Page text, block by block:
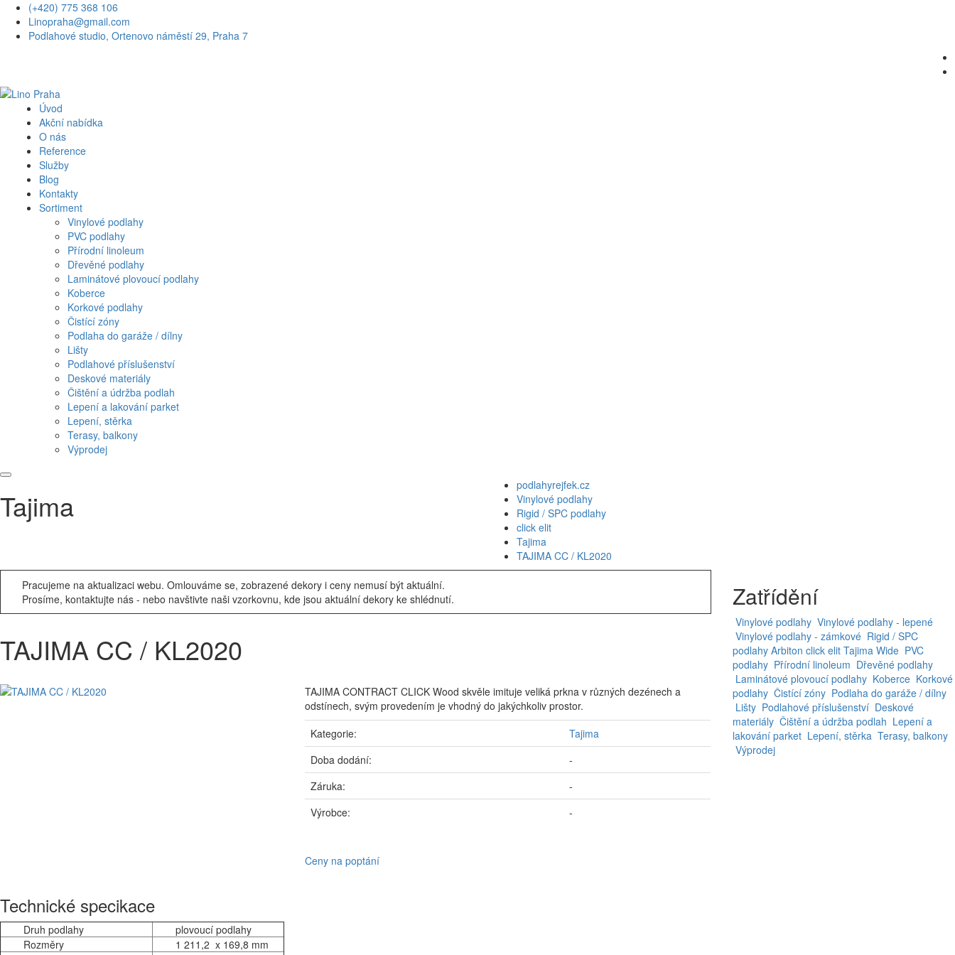
(+420) 775 368 106
Linopraha@gmail.com
Podlahové studio, Ortenovo náměstí 29, Praha 7
Úvod
Akční nabídka
O nás
Reference
Služby
Blog
Kontakty
Sortiment
Vinylové podlahy
PVC podlahy
Přírodní linoleum
Dřevěné podlahy
Laminátové plovoucí podlahy
Koberce
Korkové podlahy
Čistící zóny
Podlaha do garáže / dílny
Lišty
Podlahové příslušenství
Deskové materiály
Čištění a údržba podlah
Lepení a lakování parket
Lepení, stěrka
Terasy, balkony
Výprodej
Tajima
podlahyrejfek.cz
Vinylové podlahy
Rigid / SPC podlahy
click elit
Tajima
TAJIMA CC / KL2020
Pracujeme na aktualizaci webu. Omlouváme se, zobrazené dekory i ceny nemusí být aktuální.
Prosíme, kontaktujte nás - nebo navštivte naši vzorkovnu, kde jsou aktuální dekory ke shlédnutí.
TAJIMA CC / KL2020
TAJIMA CONTRACT CLICK Wood skvěle imituje veliká prkna v různých dezénech a
odstínech, svým provedením je vhodný do jakýchkoliv prostor.
Kategorie:
Tajima
Doba dodání:
-
Záruka:
-
Výrobce:
-
Ceny na poptání
Technické specikace
Druh podlahy
plovoucí podlahy
Rozměry
1 211,2 x 169,8 mm
Zatřídění
Vinylové podlahy Vinylové podlahy - lepené
Vinylové podlahy - zámkové Rigid / SPC
podlahy Arbiton click elit Tajima Wide PVC
podlahy Přírodní linoleum Dřevěné podlahy
Laminátové plovoucí podlahy Koberce Korkové
podlahy Čistící zóny Podlaha do garáže / dílny
Lišty Podlahové příslušenství Deskové
materiály Čištění a údržba podlah Lepení a
lakování parket Lepení, stěrka Terasy, balkony
Výprodej